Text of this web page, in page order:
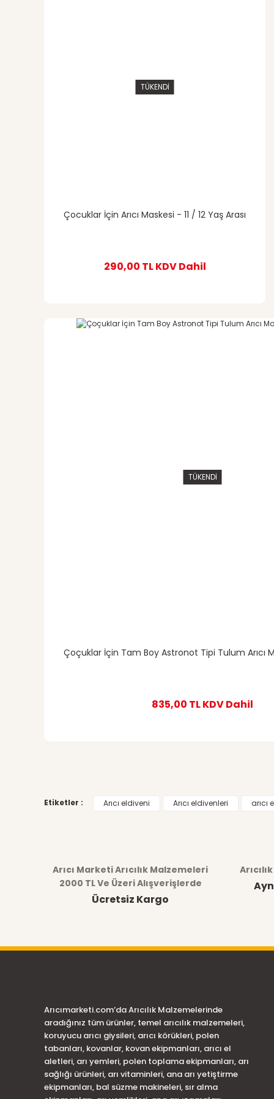
TÜKENDİ
Çocuklar İçin Arıcı Maskesi - 11 / 12 Yaş Arası
290,00 TLKDV Dahil
TÜKENDİ
Çoçuklar İçin Tam Boy Astronot Tipi Tulum Arıcı
835,00 TLKDV Dahil
Etiketler : Arıcı eldiveni Arıcı eldivenleri arıcı
Arıcı Marketi Arıcılık Malzemeleri
2000 TL Ve Üzeri Alışverişlerde
Ücretsiz Kargo
Arıcımarketi.com’da Arıcılık Malzemelerinde
aradığınız tüm ürünler, temel arıcılık malzemeleri,
koruyucu arıcı giysileri, arıcı körükleri, polen
tabanları, kovanlar, kovan ekipmanları, arıcı el
aletleri, arı yemleri, polen toplama ekipmanları, arı
sağlığı ürünleri, arı vitaminleri, ana arı yetiştirme
ekipmanları, bal süzme makineleri, sır alma